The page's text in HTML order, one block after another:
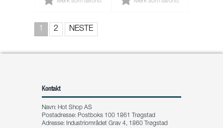
1 2 NESTE
Kontakt
Navn: Hot Shop AS
Postadresse: Postboks 100 1861 Trøgstad
Adresse: Industriområdet Grav 4, 1860 Trøgstad